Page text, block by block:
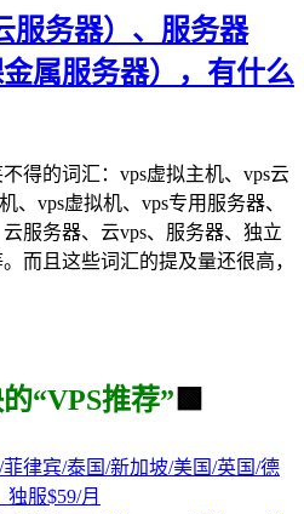
服务器）、服务器
金属服务器），有什么
得的词汇：vps虚拟主机、vps云
、vps虚拟机、vps专用服务器、
服务器、云vps、服务器、独立
而且这些词汇的提及量还很高，
“VPS推荐” 🟩
菲律宾/泰国/新加坡/美国/英国/德
独服$59/月